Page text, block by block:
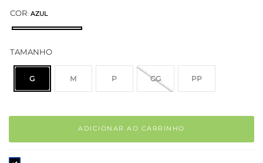
COR: AZUL
TAMANHO
G M P GG PP
ADICIONAR AO CARRINHO